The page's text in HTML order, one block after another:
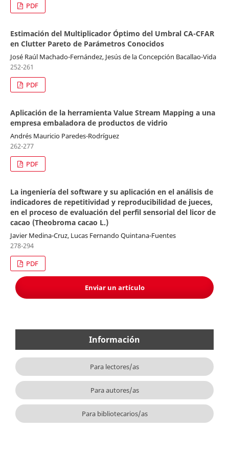
PDF
Estimación del Multiplicador Óptimo del Umbral CA-CFAR
en Clutter Pareto de Parámetros Conocidos
José Raúl Machado-Fernández, Jesús de la Concepción Bacallao-Vida
252-261
PDF
Aplicación de la herramienta Value Stream Mapping a una
empresa embaladora de productos de vidrio
Andrés Mauricio Paredes-Rodríguez
262-277
PDF
La ingeniería del software y su aplicación en el análisis de
indicadores de repetitividad y reproducibilidad de jueces,
en el proceso de evaluación del perfil sensorial del licor de
cacao (Theobroma cacao L.)
Javier Medina-Cruz, Lucas Fernando Quintana-Fuentes
278-294
PDF
Enviar un artículo
Información
Para lectores/as
Para autores/as
Para bibliotecarios/as